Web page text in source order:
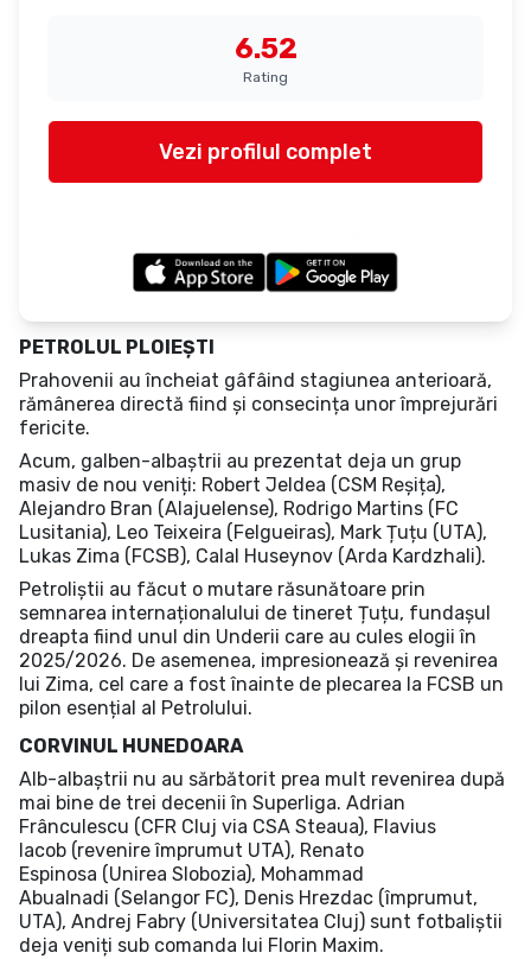
6.52
Rating
Vezi profilul complet
PETROLUL PLOIEȘTI
Prahovenii au încheiat gâfâind stagiunea anterioară,
rămânerea directă fiind și consecința unor împrejurări
fericite.
Acum, galben-albaștrii au prezentat deja un grup
masiv de nou veniți: Robert Jeldea (CSM Reșița),
Alejandro Bran (Alajuelense), Rodrigo Martins (FC
Lusitania), Leo Teixeira (Felgueiras), Mark Țuțu (UTA),
Lukas Zima (FCSB), Calal Huseynov (Arda Kardzhali).
Petroliștii au făcut o mutare răsunătoare prin
semnarea internaționalului de tineret Țuțu, fundașul
dreapta fiind unul din Underii care au cules elogii în
2025/2026. De asemenea, impresionează și revenirea
lui Zima, cel care a fost înainte de plecarea la FCSB un
pilon esențial al Petrolului.
CORVINUL HUNEDOARA
Alb-albaștrii nu au sărbătorit prea mult revenirea după
mai bine de trei decenii în Superliga. Adrian
Frânculescu (CFR Cluj via CSA Steaua), Flavius
Iacob (revenire împrumut UTA), Renato
Espinosa (Unirea Slobozia), Mohammad
Abualnadi (Selangor FC), Denis Hrezdac (împrumut,
UTA), Andrej Fabry (Universitatea Cluj) sunt fotbaliștii
deja veniți sub comanda lui Florin Maxim.